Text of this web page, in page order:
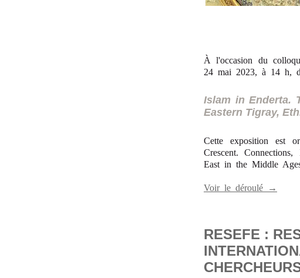
À l'occasion du
24 mai 2023, à 14 h,
Islam in Enderta.
Eastern Tigray,
Cette exposition est
Crescent.
East in the Middle
Voir le déroulé →
RESEFE :